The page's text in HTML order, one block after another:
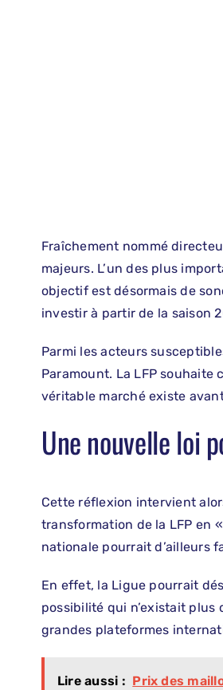
Fraîchement nommé
majeurs. L’un des plus
objectif est désormais de
investir à partir de la saison
Parmi les acteurs
Paramount. La LFP
véritable marché existe
Une nouvelle loi
Cette réflexion intervient
transformation de la LFP en
nationale pourrait d’ailleurs
En effet, la Ligue pourrait
possibilité qui n’existait plus
grandes plateformes
Lire aussi : Prix des